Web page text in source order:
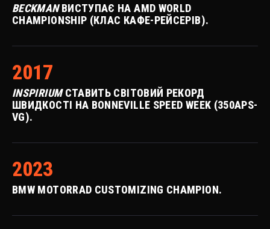
BECKMANВИСТУПАЄ НА AMD WORLD
CHAMPIONSHIP (КЛАС КАФЕ-РЕЙСЕРІВ).
2017
INSPIRIUMСТАВИТЬ СВІТОВИЙ РЕКОРД
ШВИДКОСТІ НА BONNEVILLE SPEED WEEK (350APS-
VG).
2023
BMW MOTORRAD CUSTOMIZING CHAMPION.